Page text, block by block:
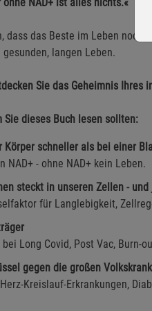
dass das Beste im Leben noch
langen Leben.
Sie das Geheimnis Ihres
Sie dieses Buch lesen sollten:
Körper schneller als bei einer
NAD+ - ohne NAD+ kein Leben.
steckt in unseren Zellen -
für Langlebigkeit,
Long Covid, Post Vac, Burn-
gegen die großen
Kreislauf-Erkrankungen,